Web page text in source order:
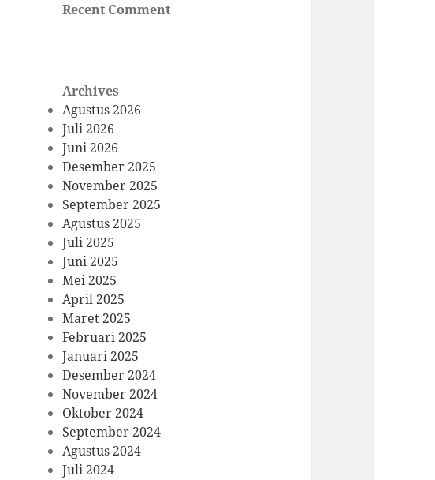
Recent Comment
Archives
Agustus 2026
Juli 2026
Juni 2026
Desember 2025
November 2025
September 2025
Agustus 2025
Juli 2025
Juni 2025
Mei 2025
April 2025
Maret 2025
Februari 2025
Januari 2025
Desember 2024
November 2024
Oktober 2024
September 2024
Agustus 2024
Juli 2024